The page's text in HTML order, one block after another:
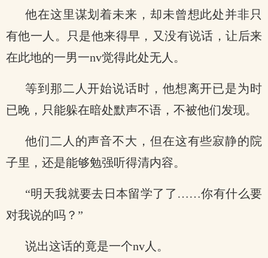
他在这里谋划着未来，却未曾想此处并非只
有他一人。只是他来得早，又没有说话，让后来
在此地的一男一nv觉得此处无人。
等到那二人开始说话时，他想离开已是为时
已晚，只能躲在暗处默声不语，不被他们发现。
他们二人的声音不大，但在这有些寂静的院
子里，还是能够勉强听得清内容。
“明天我就要去日本留学了了……你有什么要
对我说的吗？”
说出这话的竟是一个nv人。